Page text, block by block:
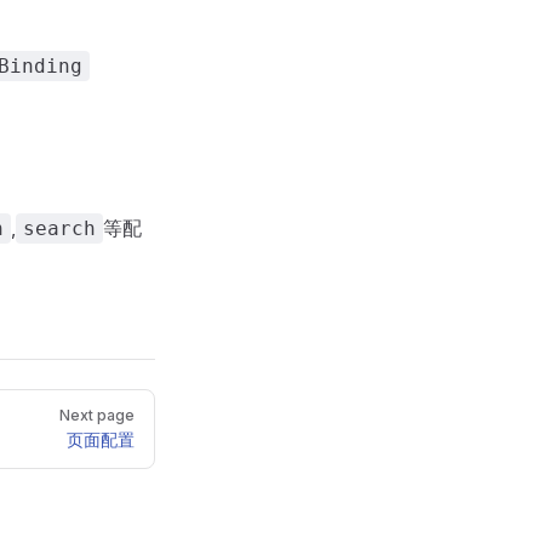
, search 等配
Next page
页面配置